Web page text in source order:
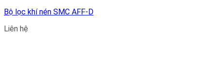
Bộ lọc khí nén SMC AFF-D
Liên hệ